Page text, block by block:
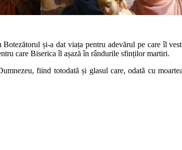
și-a dat viața pentru adevărul pe care îl
care Biserica îl așază în rândurile sfinților martiri.
fiind totodată și glasul care, odată cu